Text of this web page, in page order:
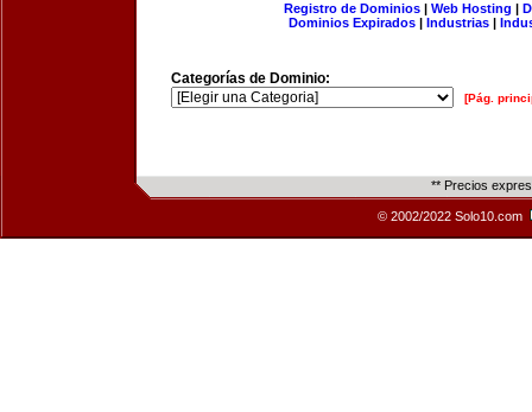
Registro de Dominios| Web Hosting |
Dominios Expirados | Industrias |
Categorías de Dominio:
[Pág.
** Precios
© 2002/2022 Solo10.com